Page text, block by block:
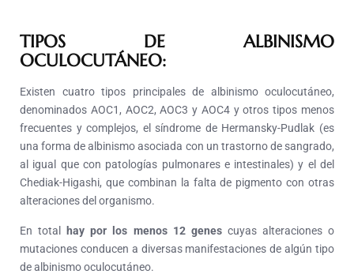
TIPOS DE ALBINISMO
OCULOCUTÁNEO:
Existen cuatro tipos principales de albinismo oculocutáneo,
denominados AOC1, AOC2, AOC3 y AOC4 y otros tipos menos
frecuentes y complejos, el síndrome de Hermansky-Pudlak (es
una forma de albinismo asociada con un trastorno de sangrado,
al igual que con patologías pulmonares e intestinales) y el del
Chediak-Higashi, que combinan la falta de pigmento con otras
alteraciones del organismo.
En total hay por los menos 12 genescuyas alteraciones o
mutaciones conducen a diversas manifestaciones de algún tipo
de albinismo oculocutáneo.